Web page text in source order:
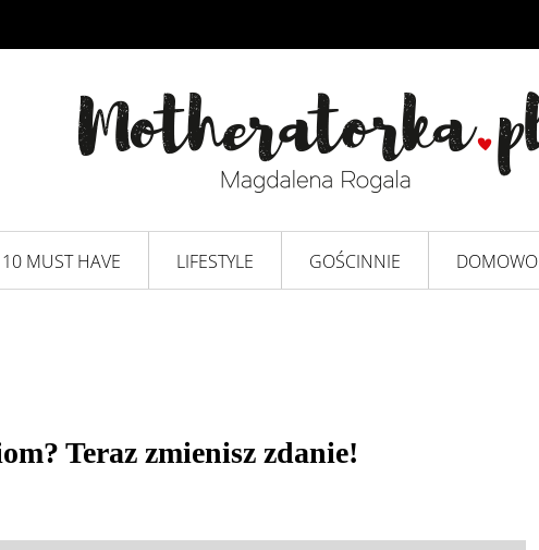
10 MUST HAVE LIFESTYLE GOŚCINNIE DOMOWO
Teraz zmienisz zdanie!